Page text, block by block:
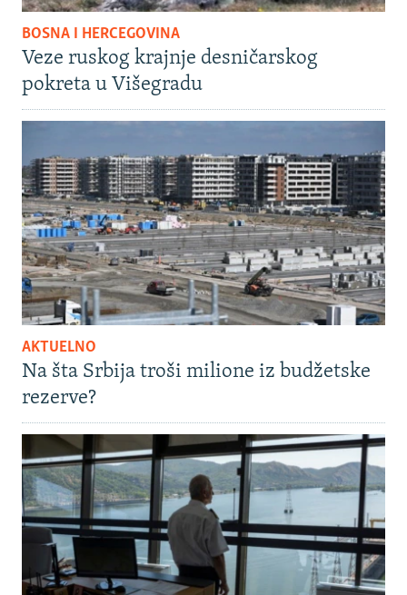
BOSNA I HERCEGOVINA
Veze ruskog krajnje desničarskog
pokreta u Višegradu
AKTUELNO
Na šta Srbija troši milione iz budžetske
rezerve?